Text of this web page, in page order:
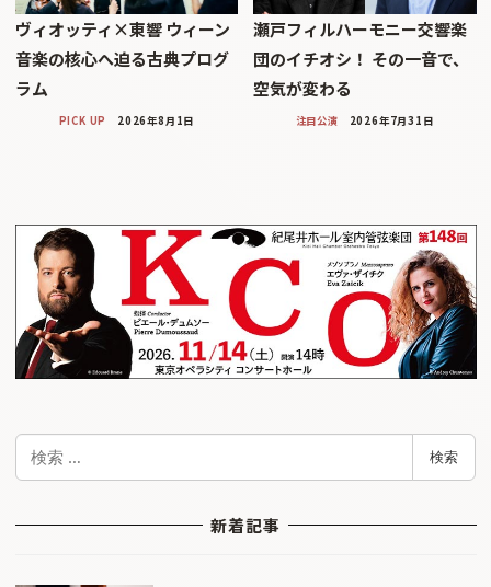
ヴィオッティ×東響 ウィーン
音楽の核心へ迫る古典プログ
ラム
PICK UP 2026年8月1日
瀬戸フィルハーモニー交響楽
団のイチオシ！ その一音で、
空気が変わる
注目公演 2026年7月31日
検索
新着記事